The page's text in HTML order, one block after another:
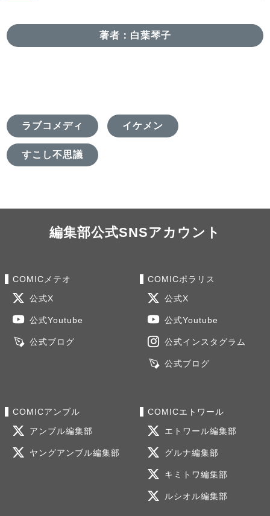
著者：白葉琴子
ラブコメディ イケメン
すこし不思議
編集部公式SNSアカウント
COMICメテオ
公式X
公式Youtube
公式ブログ
COMICポラリス
公式X
公式Youtube
公式インスタグラム
公式ブログ
COMICアンブル
アンブル編集部
ヤングアンブル編集部
COMICエトワール
エトワール編集部
グルナ編集部
キミトワ編集部
ルシオル編集部